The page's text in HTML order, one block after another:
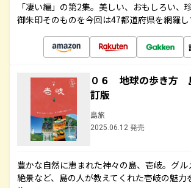
「凄い編」の第2集。美しい、おもしろい、
御朱印そのものを今回は47都道府県を網羅し
０６ 地球の歩き
訂版
島旅
2025.06.12 発売
豊かな自然に恵まれた神々の島、壱岐。グル
絶景など、島の人が教えてくれた壱岐の魅力